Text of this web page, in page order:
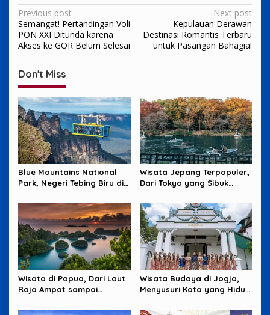
Post
navigation
Previous post
Semangat! Pertandingan Voli
PON XXI Ditunda karena
Akses ke GOR Belum Selesai
Next post
Kepulauan Derawan
Destinasi Romantis Terbaru
untuk Pasangan Bahagia!
Don't Miss
Blue Mountains National
Park, Negeri Tebing Biru di
Wisata Jepang Terpopuler,
Dari Tokyo yang Sibuk
Santai
Wisata di Papua, Dari Laut
Raja Ampat sampai
Wisata Budaya di Jogja,
Menyusuri Kota yang Hidup